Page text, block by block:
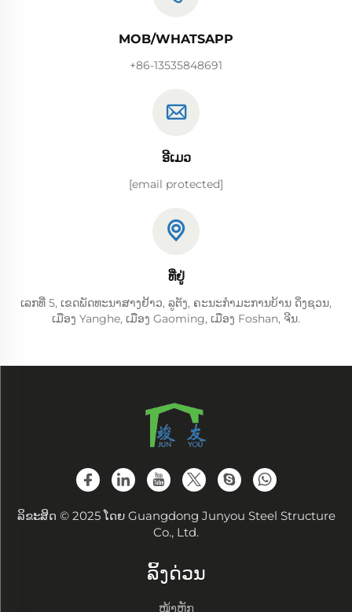
MOB/WHATSAPP
+86-13535848691
ອີເມວ
[email protected]
ທີ່ຢູ່
ເລກທີ່ 5, ເຂດພັດທະນາສາງຢ້າວ, ລູຕັງ, ຄະນະກຳມະການບ້ານ ດິ່ງຊວນ,
ເມືອງ Yanghe, ເມືອງ Gaoming, ເມືອງ Foshan, ຈີນ.
ລິຂະສິດ © 2025 ໂດຍ Guangdong Junyou Steel Structure
Co., Ltd.
ລິ້ງດ່ວນ
ໜ້າຫຼັກ